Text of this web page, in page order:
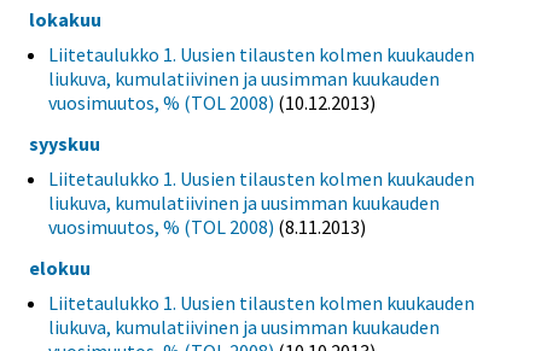
lokakuu
Liitetaulukko 1. Uusien tilausten kolmen kuukauden
liukuva, kumulatiivinen ja uusimman kuukauden
vuosimuutos, % (TOL 2008) (10.12.2013)
syyskuu
Liitetaulukko 1. Uusien tilausten kolmen kuukauden
liukuva, kumulatiivinen ja uusimman kuukauden
vuosimuutos, % (TOL 2008) (8.11.2013)
elokuu
Liitetaulukko 1. Uusien tilausten kolmen kuukauden
liukuva, kumulatiivinen ja uusimman kuukauden